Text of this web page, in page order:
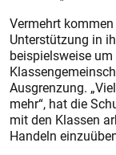
Vermehrt
Unterstützung in
beispielsweise
Ausgrenzung.
mehr“, hat die
mit den Klassen
Handeln